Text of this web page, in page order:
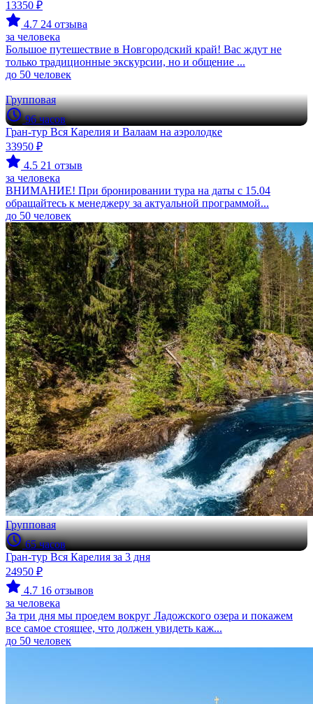
13350 ₽
4.7 24 отзыва
за человека
Большое путешествие в Новгородский край! Вас ждут не
только традиционные экскурсии, но и общение ...
до 50 человек
Групповая
96 часов
Гран-тур Вся Карелия и Валаам на аэролодке
33950 ₽
4.5 21 отзыв
за человека
ВНИМАНИЕ! При бронировании тура на даты с 15.04
обращайтесь к менеджеру за актуальной программой...
до 50 человек
Групповая
65 часов
Гран-тур Вся Карелия за 3 дня
24950 ₽
4.7 16 отзывов
за человека
За три дня мы проедем вокруг Ладожского озера и покажем
все самое стоящее, что должен увидеть каж...
до 50 человек